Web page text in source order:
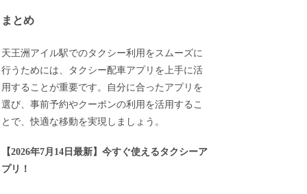
まとめ
天王洲アイル駅でのタクシー利用をスムーズに
行うためには、タクシー配車アプリを上手に活
用することが重要です。自分に合ったアプリを
選び、事前予約やクーポンの利用を活用するこ
とで、快適な移動を実現しましょう。
【2026年7月14日最新】今すぐ使えるタクシーア
プリ！